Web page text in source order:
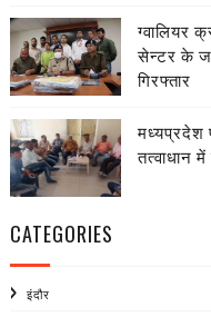
ग्वालियर
सेन्टर के
गिरफ्तार
तत्वाधान
CATEGORIES
इंदौर